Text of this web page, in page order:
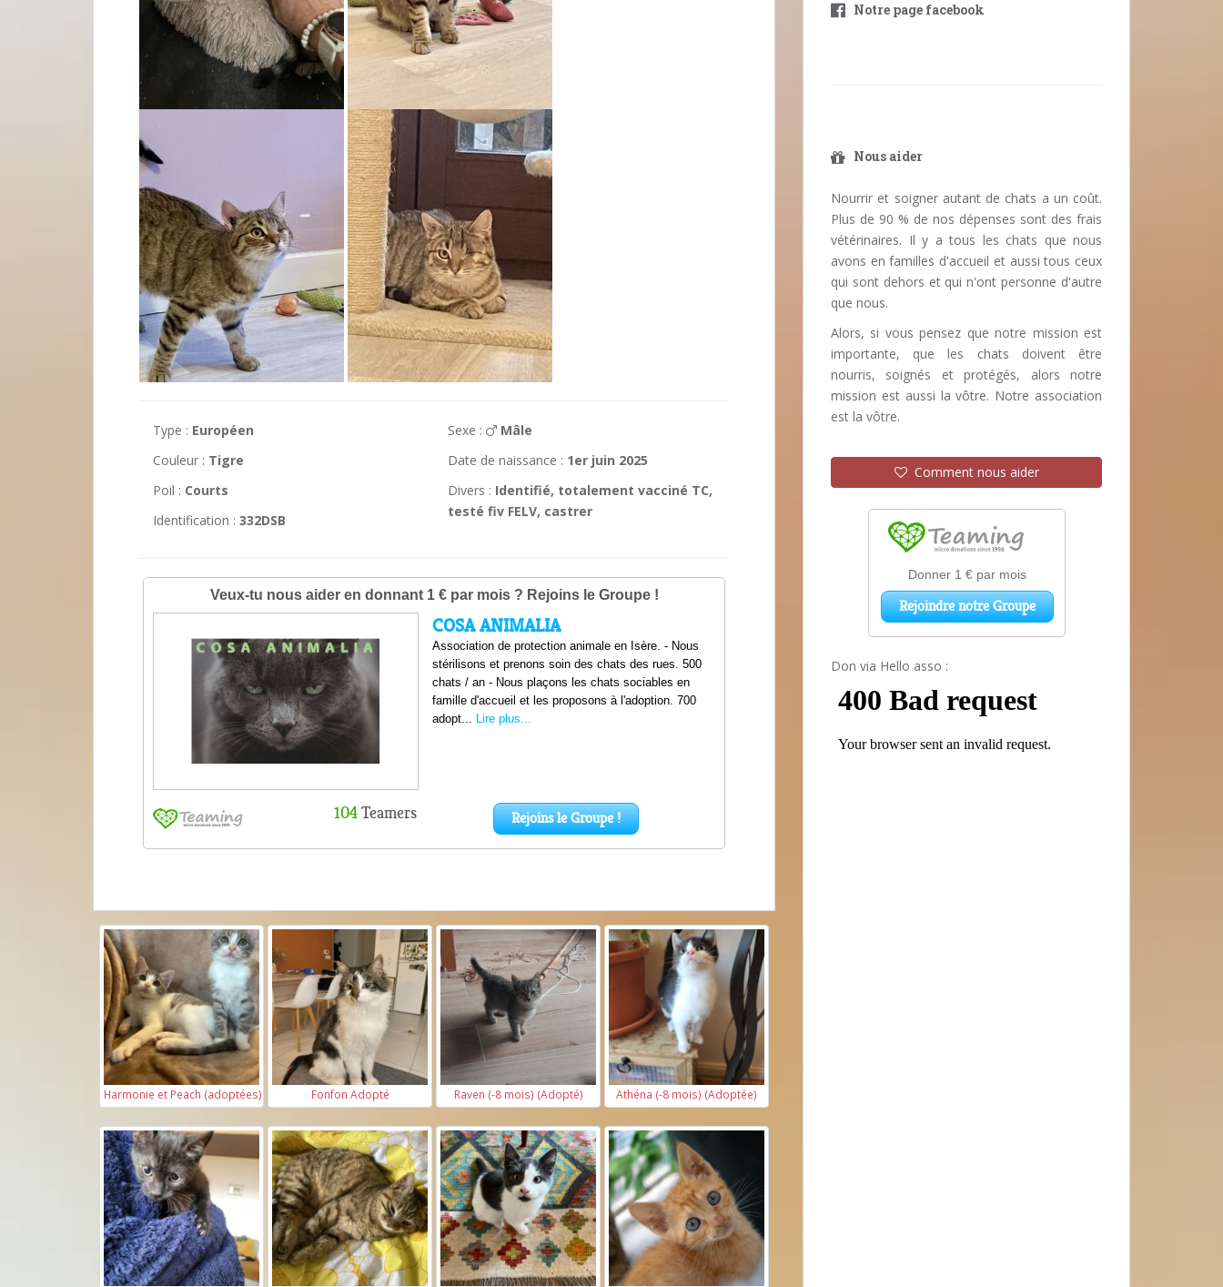
Type : Européen
Couleur : Tigre
Poil : Courts
Identification : 332DSB
Sexe :
Mâle
Date de naissance : 1er juin 2025
Divers : Identifié, totalement vacciné TC,
testé fiv FELV, castrer
Harmonie et Peach (adoptées) Fonfon Adopté Raven (-8 mois) (Adopté) Athéna (-8 mois) (Adoptée)
Notre page facebook
Nous aider
Nourrir et soigner autant de chats a un coût.
Plus de 90 % de nos dépenses sont des frais
vétérinaires. Il y a tous les chats que nous
avons en familles d'accueil et aussi tous ceux
qui sont dehors et qui n'ont personne d'autre
que nous.
Alors, si vous pensez que notre mission est
importante, que les chats doivent être
nourris, soignés et protégés, alors notre
mission est aussi la vôtre. Notre association
est la vôtre.
Comment nous aider
Don via Hello asso :